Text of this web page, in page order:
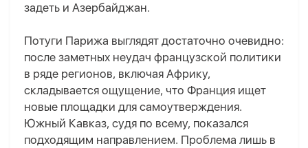
задеть и Азербайджан.
Потуги Парижа выглядят достаточно очевидно:
после заметных неудач французской политики
в ряде регионов, включая Африку,
складывается ощущение, что Франция ищет
новые площадки для самоутверждения.
Южный Кавказ, судя по всему, показался
подходящим направлением. Проблема лишь в